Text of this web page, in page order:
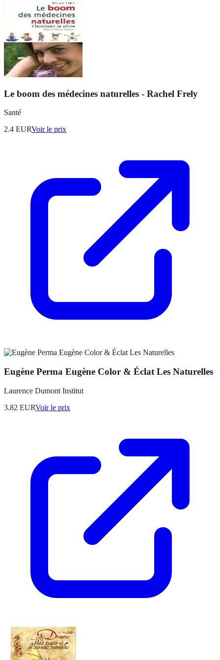
Le boom des médecines naturelles - Rachel Frely
Santé
2.4 EURVoir le prix
Eugène Perma Eugène Color & Éclat Les Naturelles
Laurence Dumont Institut
3.82 EURVoir le prix